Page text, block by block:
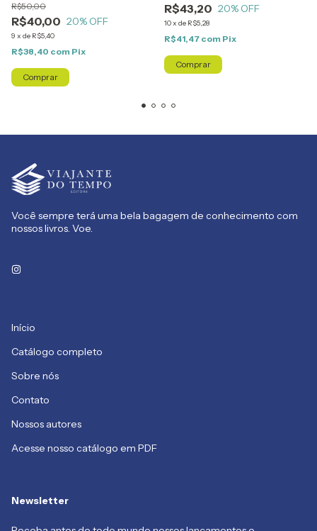
R$40,00
R$50,00
20% OFF
9 x de R$5,40
R$38,40 com Pix
R$43,20 20% OFF
10x de R$5,28
R$41,47 com Pix
Você sempre terá uma bela bagagem de conhecimento com
nossos livros. Voe.
Início
Catálogo completo
Sobre nós
Contato
Nossos autores
Acesse nosso catálogo em PDF
Newsletter